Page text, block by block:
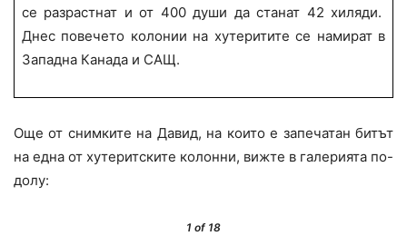
се разрастнат и от 400 души да станат 42 хиляди.
Днес повечето колонии на хутеритите се намират в
Западна Канада и САЩ.
Още от снимките на Давид, на които е запечатан битът
на една от хутеритските колонни, вижте в галерията по-
долу:
1 of 18